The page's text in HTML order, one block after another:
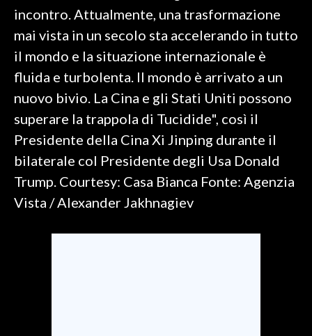
MOTORI
TENNIS
ALTRI SPORT
SPETTACOLI
GOSSIP
SALUTE
incontro. Attualmente, una trasformazione
mai vista in un secolo sta accelerando in tutto
il mondo e la situazione internazionale è
fluida e turbolenta. Il mondo è arrivato a un
nuovo bivio. La Cina e gli Stati Uniti possono
superare la trappola di Tucidide", così il
Presidente della Cina Xi Jinping durante il
bilaterale col Presidente degli Usa Donald
Trump. Courtesy: Casa Bianca Fonte: Agenzia
Vista / Alexander Jakhnagiev